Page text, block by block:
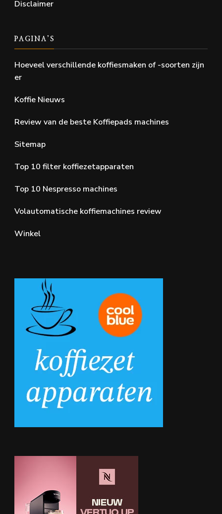
Disclaimer
PAGINA’S
Hoeveel verschillende koffiesmaken of -soorten zijn
er
Koffie Nieuws
Review van de beste Koffiepads machines
Sitemap
Top 10 filter koffiezetapparaten
Top 10 Nespresso machines
Volautomatische koffiemachines review
Winkel